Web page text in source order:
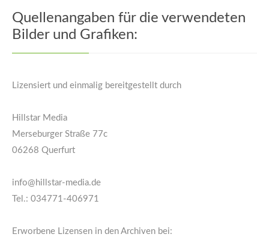
Quellenangaben für die verwendeten
Bilder und Grafiken:
Lizensiert und einmalig bereitgestellt durch
Hillstar Media
Merseburger Straße 77c
06268 Querfurt
info@hillstar-media.de
Tel.: 034771-406971
Erworbene Lizensen in den Archiven bei: